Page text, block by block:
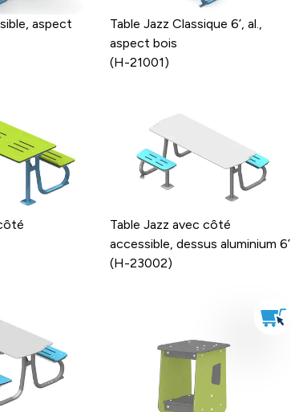
aspect
Table Jazz Classique 6’, al.,
aspect bois
(H-21001)
Table Jazz avec côté
accessible, dessus aluminium 6’
(H-23002)